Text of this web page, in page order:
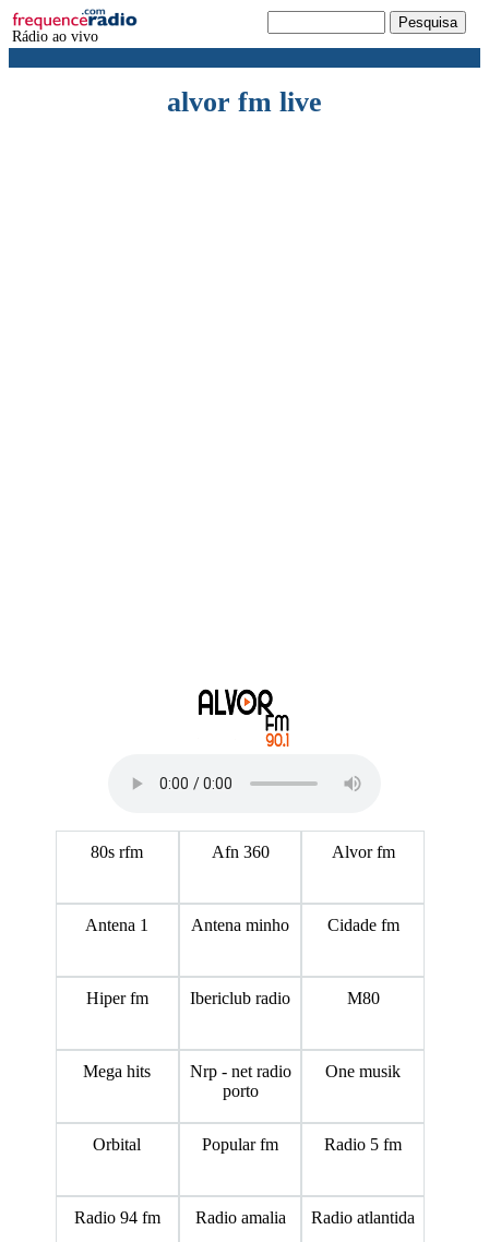
Rádio ao vivo
alvor fm live
80s rfm Afn 360 Alvor fm
Antena 1 Antena minho Cidade fm
Hiper fm Ibericlub radio M80
Mega hits
Nrp - net radio
porto
One musik
Orbital Popular fm Radio 5 fm
Radio 94 fm Radio amalia Radio atlantida